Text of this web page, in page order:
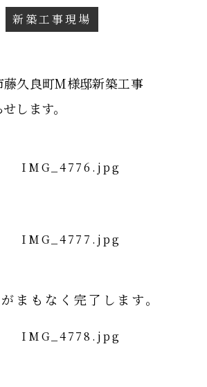
新築工事現場
久良町M様邸新築工事
します。
まもなく完了します。